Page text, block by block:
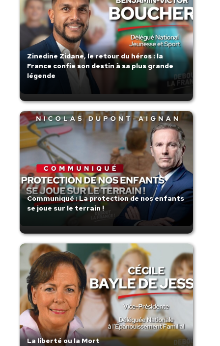
Zinedine Zidane, le retour du héros : la
France confie son destin à sa plus grande
légende
Communiqué : La protection de nos enfants
se joue sur le terrain !
La liberté ou la Mort